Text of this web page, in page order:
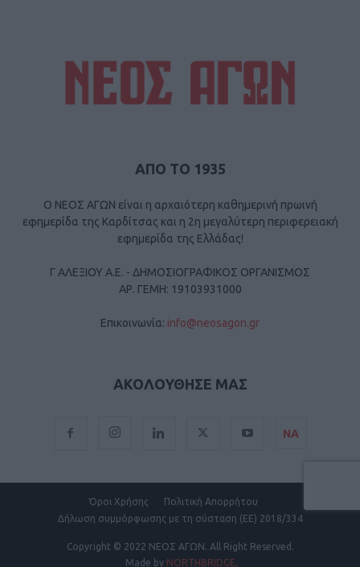
ΑΠΟ ΤΟ 1935
Ο ΝΕΟΣ ΑΓΩΝ είναι η αρχαιότερη καθημερινή πρωινή
εφημερίδα της Καρδίτσας και η 2η μεγαλύτερη περιφερειακή
εφημερίδα της Ελλάδας!
Γ ΑΛΕΞΙΟΥ Α.Ε. - ΔΗΜΟΣΙΟΓΡΑΦΙΚΟΣ ΟΡΓΑΝΙΣΜΟΣ
ΑΡ. ΓΕΜΗ: 19103931000
Επικοινωνία: info@neosagon.gr
ΑΚΟΛΟΥΘΗΣΕ ΜΑΣ
ΝΑ
Όροι Χρήσης
Πολιτική Απορρήτου
Δήλωση συμμόρφωσης με τη σύσταση (ΕΕ) 2018/334
Copyright © 2022 ΝΕΟΣ ΑΓΩΝ. All Right Reserved.
Made by NORTHBRIDGE.